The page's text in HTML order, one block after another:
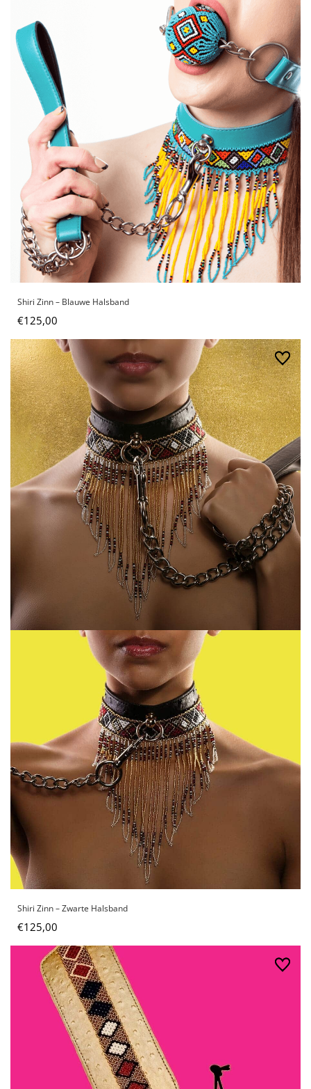
Shiri Zinn – Blauwe Halsband
€125,00
Shiri Zinn – Zwarte Halsband
€125,00